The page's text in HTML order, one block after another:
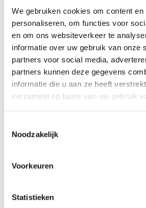
We gebruiken cookies om content
personaliseren, om functies voor
en om ons websiteverkeer te
informatie over uw gebruik van onze
partners voor social media,
partners kunnen deze gegevens
informatie die u aan ze heeft
verzameld op basis van uw gebruik
Noodzakelijk
Voorkeuren
Statistieken
Generate password
Business address
Company name
Housenumber /addition